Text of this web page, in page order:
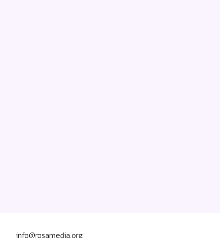
info@rosamedia.org